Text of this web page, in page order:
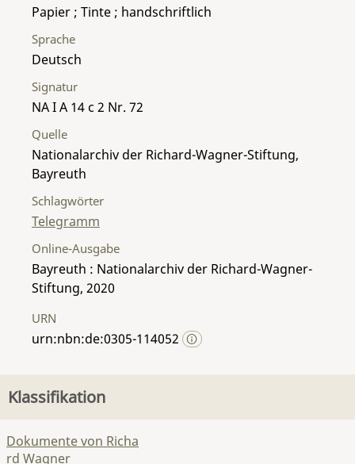
Papier ; Tinte ; handschriftlich
Sprache
Deutsch
Signatur
NA I A 14 c 2 Nr. 72
Quelle
Nationalarchiv der Richard-Wagner-Stiftung,
Bayreuth
Schlagwörter
Telegramm
Online-Ausgabe
Bayreuth : Nationalarchiv der Richard-Wagner-
Stiftung, 2020
URN
urn:nbn:de:0305-114052
Klassifikation
Dokumente von Richa
rd Wagner